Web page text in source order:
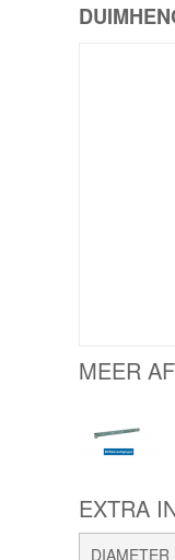
MEER
EXTRA
DIAMETER